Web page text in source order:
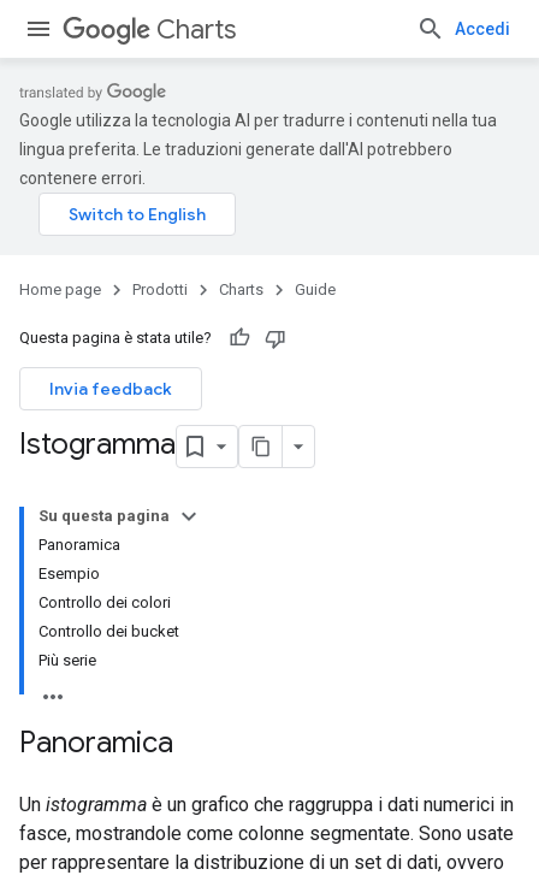
Charts Accedi
Google utilizza la tecnologia AI per tradurre i contenuti nella tua
lingua preferita. Le traduzioni generate dall'AI potrebbero
contenere errori.
Home page Prodotti Charts Guide
Questa pagina è stata utile?
Invia feedback
Istogramma
Su questa pagina
Panoramica
Esempio
Controllo dei colori
Controllo dei bucket
Più serie
Panoramica
Un istogramma è un grafico che raggruppa i dati numerici in
fasce, mostrandole come colonne segmentate. Sono usate
per rappresentare la distribuzione di un set di dati, ovvero